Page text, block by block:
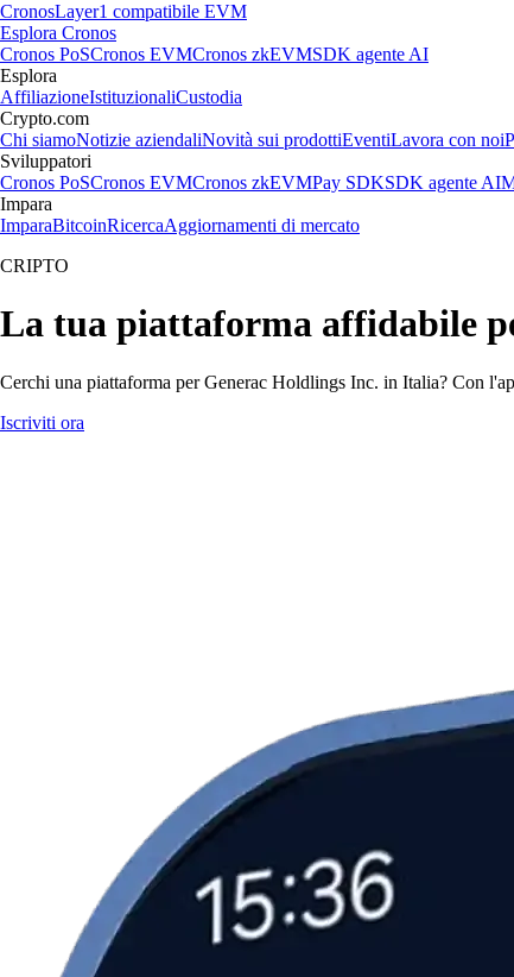
CronosLayer1 compatibile EVM
Esplora Cronos
Cronos PoSCronos EVMCronos zkEVMSDK agente AI
Esplora
AffiliazioneIstituzionaliCustodia
Crypto.com
Chi siamoNotizie aziendaliNovità sui prodottiEventiLavora con noi
Sviluppatori
Cronos PoSCronos EVMCronos zkEVMPay SDKSDK agente AI
Impara
ImparaBitcoinRicercaAggiornamenti di mercato
CRIPTO
La tua piattaforma affidabile
Cerchi una piattaforma per Generac Holdlings Inc. in Italia? Con
Iscriviti ora